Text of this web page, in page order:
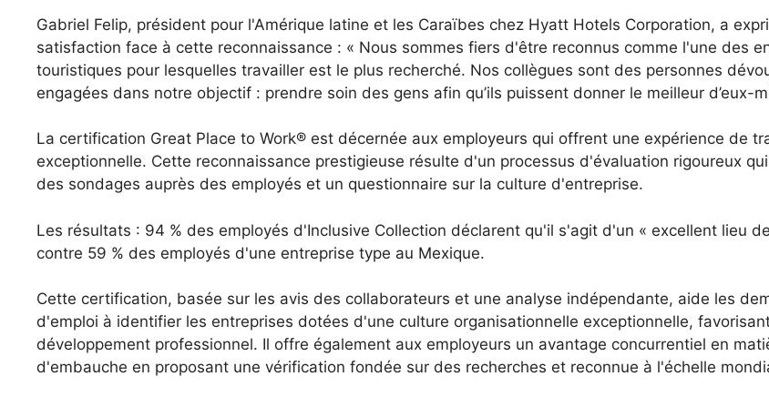
Gabriel Felip, président pour l'Amérique latine et les Caraïbes chez Hyatt Hotels Corporation, a
satisfaction face à cette reconnaissance : « Nous sommes fiers d'être reconnus comme l'une des
touristiques pour lesquelles travailler est le plus recherché. Nos collègues sont des personnes
engagées dans notre objectif : prendre soin des gens afin qu’ils puissent donner le meilleur d’eux-
La certification Great Place to Work® est décernée aux employeurs qui offrent une expérience de
exceptionnelle. Cette reconnaissance prestigieuse résulte d'un processus d'évaluation rigoureux
des sondages auprès des employés et un questionnaire sur la culture d'entreprise.
Les résultats : 94 % des employés d'Inclusive Collection déclarent qu'il s'agit d'un « excellent lieu
contre 59 % des employés d'une entreprise type au Mexique.
Cette certification, basée sur les avis des collaborateurs et une analyse indépendante, aide les
d'emploi à identifier les entreprises dotées d'une culture organisationnelle exceptionnelle,
développement professionnel. Il offre également aux employeurs un avantage concurrentiel en
d'embauche en proposant une vérification fondée sur des recherches et reconnue à l'échelle